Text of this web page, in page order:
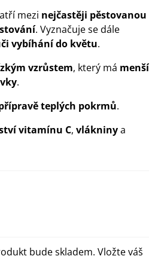
mezi nejčastěji pěstovanou
. Vyznačuje se dále
vybíhání do květu.
vzrůstem, který má menší
.
teplých pokrmů.
vitamínu C, vlákninya
bude skladem. Vložte váš